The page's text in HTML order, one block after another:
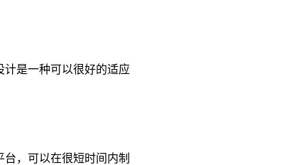
计是一种可以很好的适应
，可以在很短时间内制